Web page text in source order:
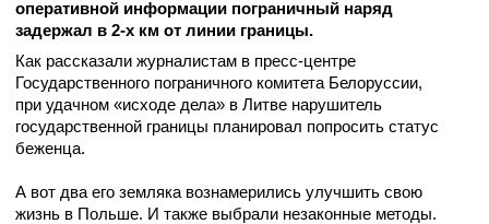
оперативной информации пограничный наряд
задержал в 2-х км от линии границы.
Как рассказали журналистам в пресс-центре
Государственного пограничного комитета Белоруссии,
при удачном «исходе дела» в Литве нарушитель
государственной границы планировал попросить статус
беженца.
А вот два его земляка вознамерились улучшить свою
жизнь в Польше. И также выбрали незаконные методы.